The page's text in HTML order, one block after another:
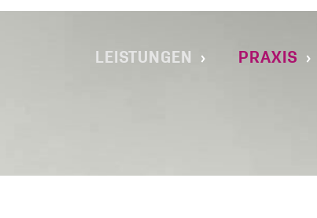
LEISTUNGEN PRAXIS